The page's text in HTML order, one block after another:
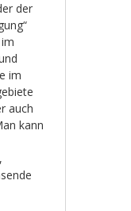
der
im
auch
kann